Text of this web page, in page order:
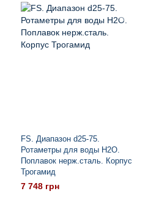
FS. Диапазон d25-75.
Ротаметры для воды H2O.
Поплавок нерж.сталь. Корпус
Трогамид
7 748 грн